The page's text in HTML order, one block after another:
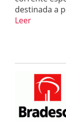
destinada a
Leer